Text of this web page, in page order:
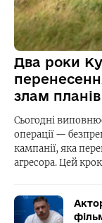
Два роки
злам
Сьогодні
операції —
кампанії, яка
агресора. Цей